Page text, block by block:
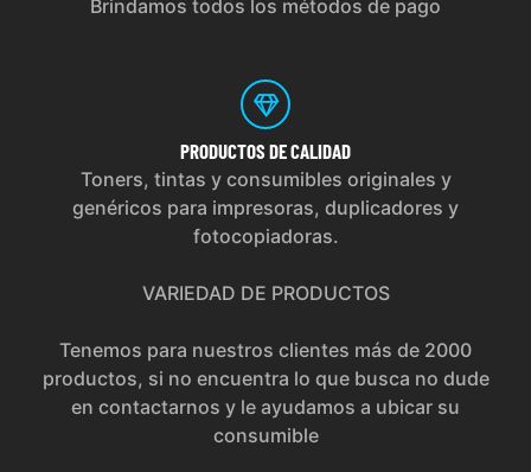
Brindamos todos los métodos de pago
PRODUCTOS DE CALIDAD
Toners, tintas y consumibles originales y
genéricos para impresoras, duplicadores y
fotocopiadoras.
VARIEDAD DE PRODUCTOS
Tenemos para nuestros clientes más de 2000
productos, si no encuentra lo que busca no dude
en contactarnos y le ayudamos a ubicar su
consumible